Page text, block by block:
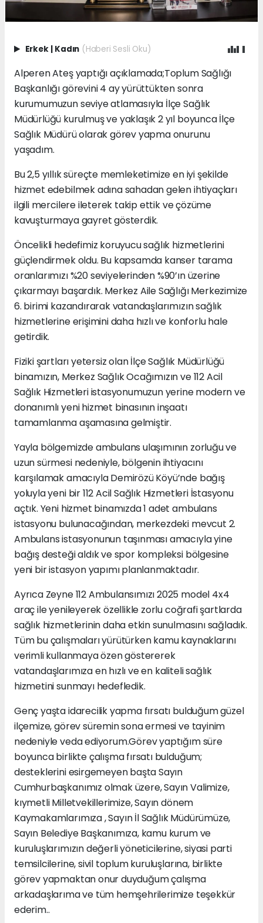
Erkek Kadın (Haberi Sesli Oku)
Alperen Ateş yaptığı açıklamada;Toplum Sağlığı
Başkanlığı görevini 4 ay yürüttükten sonra
kurumumuzun seviye atlamasıyla İlçe Sağlık
Müdürlüğü kurulmuş ve yaklaşık 2 yıl boyunca İlçe
Sağlık Müdürü olarak görev yapma onurunu
yaşadım.
Bu 2,5 yıllık süreçte memleketimize en iyi şekilde
hizmet edebilmek adına sahadan gelen ihtiyaçları
ilgili mercilere ileterek takip ettik ve çözüme
kavuşturmaya gayret gösterdik.
Öncelikli hedefimiz koruyucu sağlık hizmetlerini
güçlendirmek oldu. Bu kapsamda kanser tarama
oranlarımızı %20 seviyelerinden %90’ın üzerine
çıkarmayı başardık. Merkez Aile Sağlığı Merkezimize
6. birimi kazandırarak vatandaşlarımızın sağlık
hizmetlerine erişimini daha hızlı ve konforlu hale
getirdik.
Fiziki şartları yetersiz olan İlçe Sağlık Müdürlüğü
binamızın, Merkez Sağlık Ocağımızın ve 112 Acil
Sağlık Hizmetleri istasyonumuzun yerine modern ve
donanımlı yeni hizmet binasının inşaatı
tamamlanma aşamasına gelmiştir.
Yayla bölgemizde ambulans ulaşımının zorluğu ve
uzun sürmesi nedeniyle, bölgenin ihtiyacını
karşılamak amacıyla Demirözü Köyü’nde bağış
yoluyla yeni bir 112 Acil Sağlık Hizmetleri İstasyonu
açtık. Yeni hizmet binamızda 1 adet ambulans
istasyonu bulunacağından, merkezdeki mevcut 2.
Ambulans istasyonunun taşınması amacıyla yine
bağış desteği aldık ve spor kompleksi bölgesine
yeni bir istasyon yapımı planlanmaktadır.
Ayrıca Zeyne 112 Ambulansımızı 2025 model 4x4
araç ile yenileyerek özellikle zorlu coğrafi şartlarda
sağlık hizmetlerinin daha etkin sunulmasını sağladık.
Tüm bu çalışmaları yürütürken kamu kaynaklarını
verimli kullanmaya özen göstererek
vatandaşlarımıza en hızlı ve en kaliteli sağlık
hizmetini sunmayı hedefledik.
Genç yaşta idarecilik yapma fırsatı bulduğum güzel
ilçemize, görev süremin sona ermesi ve tayinim
nedeniyle veda ediyorum.Görev yaptığım süre
boyunca birlikte çalışma fırsatı bulduğum;
desteklerini esirgemeyen başta Sayın
Cumhurbaşkanımız olmak üzere, Sayın Valimize,
kıymetli Milletvekillerimize, Sayın dönem
Kaymakamlarımıza , Sayın İl Sağlık Müdürümüze,
Sayın Belediye Başkanımıza, kamu kurum ve
kuruluşlarımızın değerli yöneticilerine, siyasi parti
temsilcilerine, sivil toplum kuruluşlarına, birlikte
görev yapmaktan onur duyduğum çalışma
arkadaşlarıma ve tüm hemşehrilerimize teşekkür
ederim..